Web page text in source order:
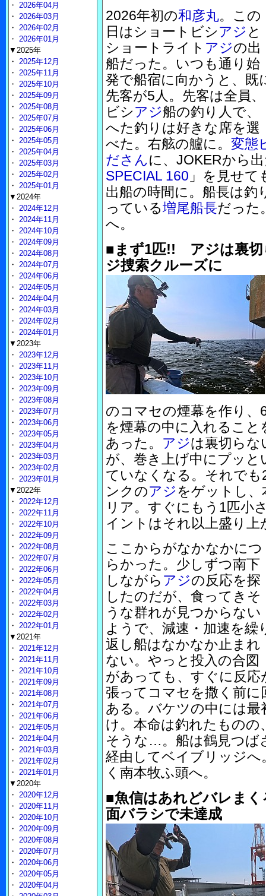
2026年初の和彦丸。この
日はショートビシアジ と
ショートライト アジの出
船だった。いつも通り始
発で船宿に向かうと、既
先客が5人。先客は全員、
ビシアジ船の釣り人で、
へた釣りは好きな席を選
べた。右舷の艫に。 変態
ださんに、JOKERから
SPECIAL 160 」を見せ
出船の時間に。船長は釣
っている増尾船長だった
へ。
■まず1匹!! アジは裏切
ジ捜索クルーズに
のコマセの煙幕を作り
を煙幕の中に入れるこ
あった。 アジは裏切らな
が、巻き上げ中にプッ
ていなくなる。それで
ンクのアジをゲットし
リア。すぐにもう1匹小
イントはそれ以上盛り
ここからがなかなかにつ
らかった。少しずつ南下
しながら アジの反応を探
したのだが、食ってきそ
うな群れが見つからない
ようで、減速・加速を繰
返し船はなかなか止まれ
ない。やっと投入の合図
があっても、すぐに反
張ってコマセを撒く前
ある。バケツの中には
け。本命は釣れたものの
そうな…。船は鶴見つば
経由してベイブリッジ
く南本牧ふ頭へ。
■魚信はあれどバレま
面バラシで未達成
・ 2026年04月
・ 2026年03月
・ 2026年02月
・ 2026年01月
▼2025年
・ 2025年12月
・ 2025年11月
・ 2025年10月
・ 2025年09月
・ 2025年08月
・ 2025年07月
・ 2025年06月
・ 2025年05月
・ 2025年04月
・ 2025年03月
・ 2025年02月
・ 2025年01月
▼2024年
・ 2024年12月
・ 2024年11月
・ 2024年10月
・ 2024年09月
・ 2024年08月
・ 2024年07月
・ 2024年06月
・ 2024年05月
・ 2024年04月
・ 2024年03月
・ 2024年02月
・ 2024年01月
▼2023年
・ 2023年12月
・ 2023年11月
・ 2023年10月
・ 2023年09月
・ 2023年08月
・ 2023年07月
・ 2023年06月
・ 2023年05月
・ 2023年04月
・ 2023年03月
・ 2023年02月
・ 2023年01月
▼2022年
・ 2022年12月
・ 2022年11月
・ 2022年10月
・ 2022年09月
・ 2022年08月
・ 2022年07月
・ 2022年06月
・ 2022年05月
・ 2022年04月
・ 2022年03月
・ 2022年02月
・ 2022年01月
▼2021年
・ 2021年12月
・ 2021年11月
・ 2021年10月
・ 2021年09月
・ 2021年08月
・ 2021年07月
・ 2021年06月
・ 2021年05月
・ 2021年04月
・ 2021年03月
・ 2021年02月
・ 2021年01月
▼2020年
・ 2020年12月
・ 2020年11月
・ 2020年10月
・ 2020年09月
・ 2020年08月
・ 2020年07月
・ 2020年06月
・ 2020年05月
・ 2020年04月